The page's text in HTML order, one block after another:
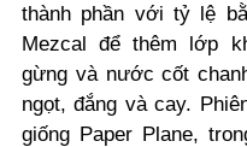
thành phần với tỷ lệ
Mezcal để thêm lớp
gừng và nước cốt
ngọt, đắng và cay.
giống Paper Plane,